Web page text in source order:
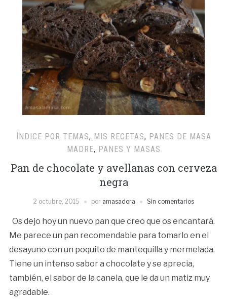
ÍNDICE POR TEMAS, MIS RECETAS, PANES DE MASA
MADRE, PANES Y MASAS
Pan de chocolate y avellanas con cerveza
negra
2 octubre, 2015 por amasadora Sin comentarios
Os dejo hoy un nuevo pan que creo que os encantará.
Me parece un pan recomendable para tomarlo en el
desayuno con un poquito de mantequilla y mermelada.
Tiene un intenso sabor a chocolate y se aprecia,
también, el sabor de la canela, que le da un matiz muy
agradable.